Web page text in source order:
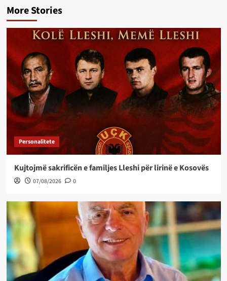
More Stories
Personalitete
Kujtojmë sakrificën e familjes Lleshi për lirinë e Kosovës
07/08/2026 0